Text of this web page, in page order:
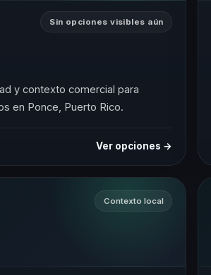
Sin opciones visibles aún
y contexto comercial para
en Ponce, Puerto Rico.
Ver opciones →
Contexto local